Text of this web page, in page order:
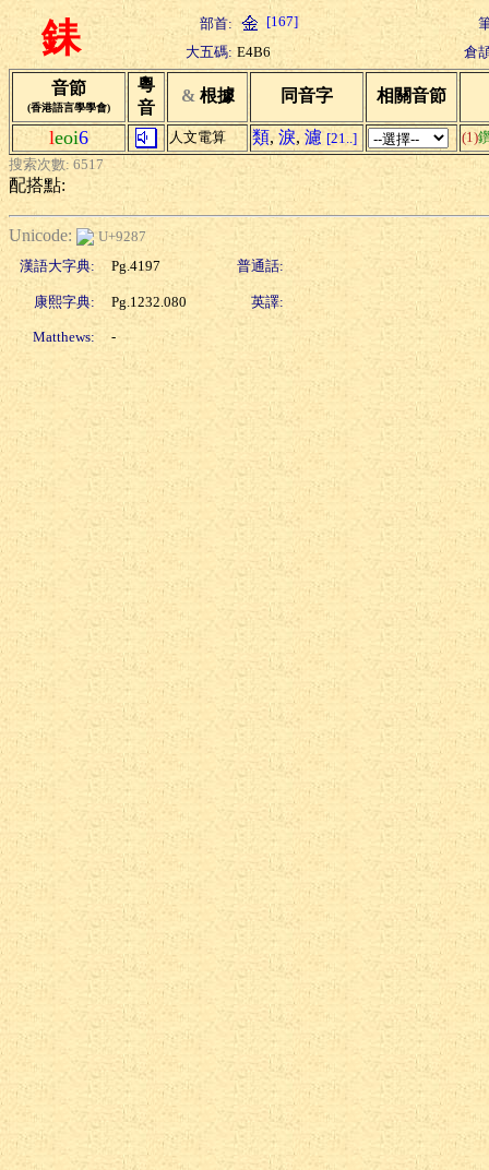
銇 部首: [167]
大五碼: E4B6 倉
音節
(香港語言學學會)
粵
音
& 根據 同音字 相關音節
leoi6 人文電算 類, 淚, 濾 [21..] (1)
搜索次數: 6517
配搭點:
Unicode:
U+9287
漢語大字典:
Pg.4197 普通話:
康熙字典: Pg.1232.080 英譯:
Matthews: -